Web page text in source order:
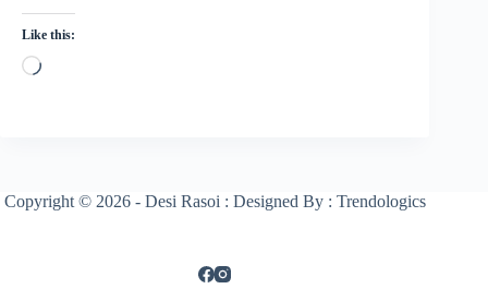
Like this:
Loading…
Copyright © 2026 - Desi Rasoi : Designed By : Trendologics